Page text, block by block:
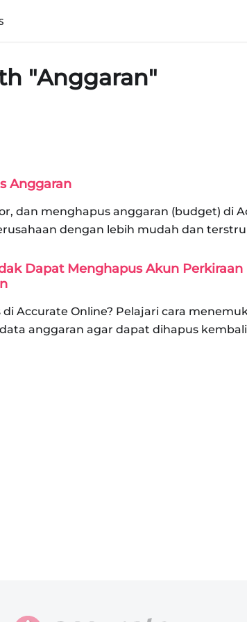
"Anggaran"
Anggaran
dan menghapus anggaran (budget) di
dengan lebih mudah dan
Dapat Menghapus Akun Perkiraan
Accurate Online? Pelajari cara
anggaran agar dapat dihapus